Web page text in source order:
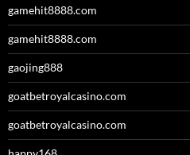
gamehit8888.com
gamehit8888.com
gaojing888
goatbetroyalcasino.com
goatbetroyalcasino.com